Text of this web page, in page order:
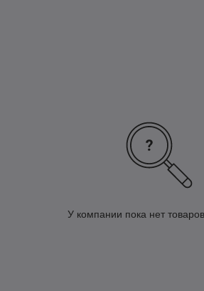
У компании пока нет